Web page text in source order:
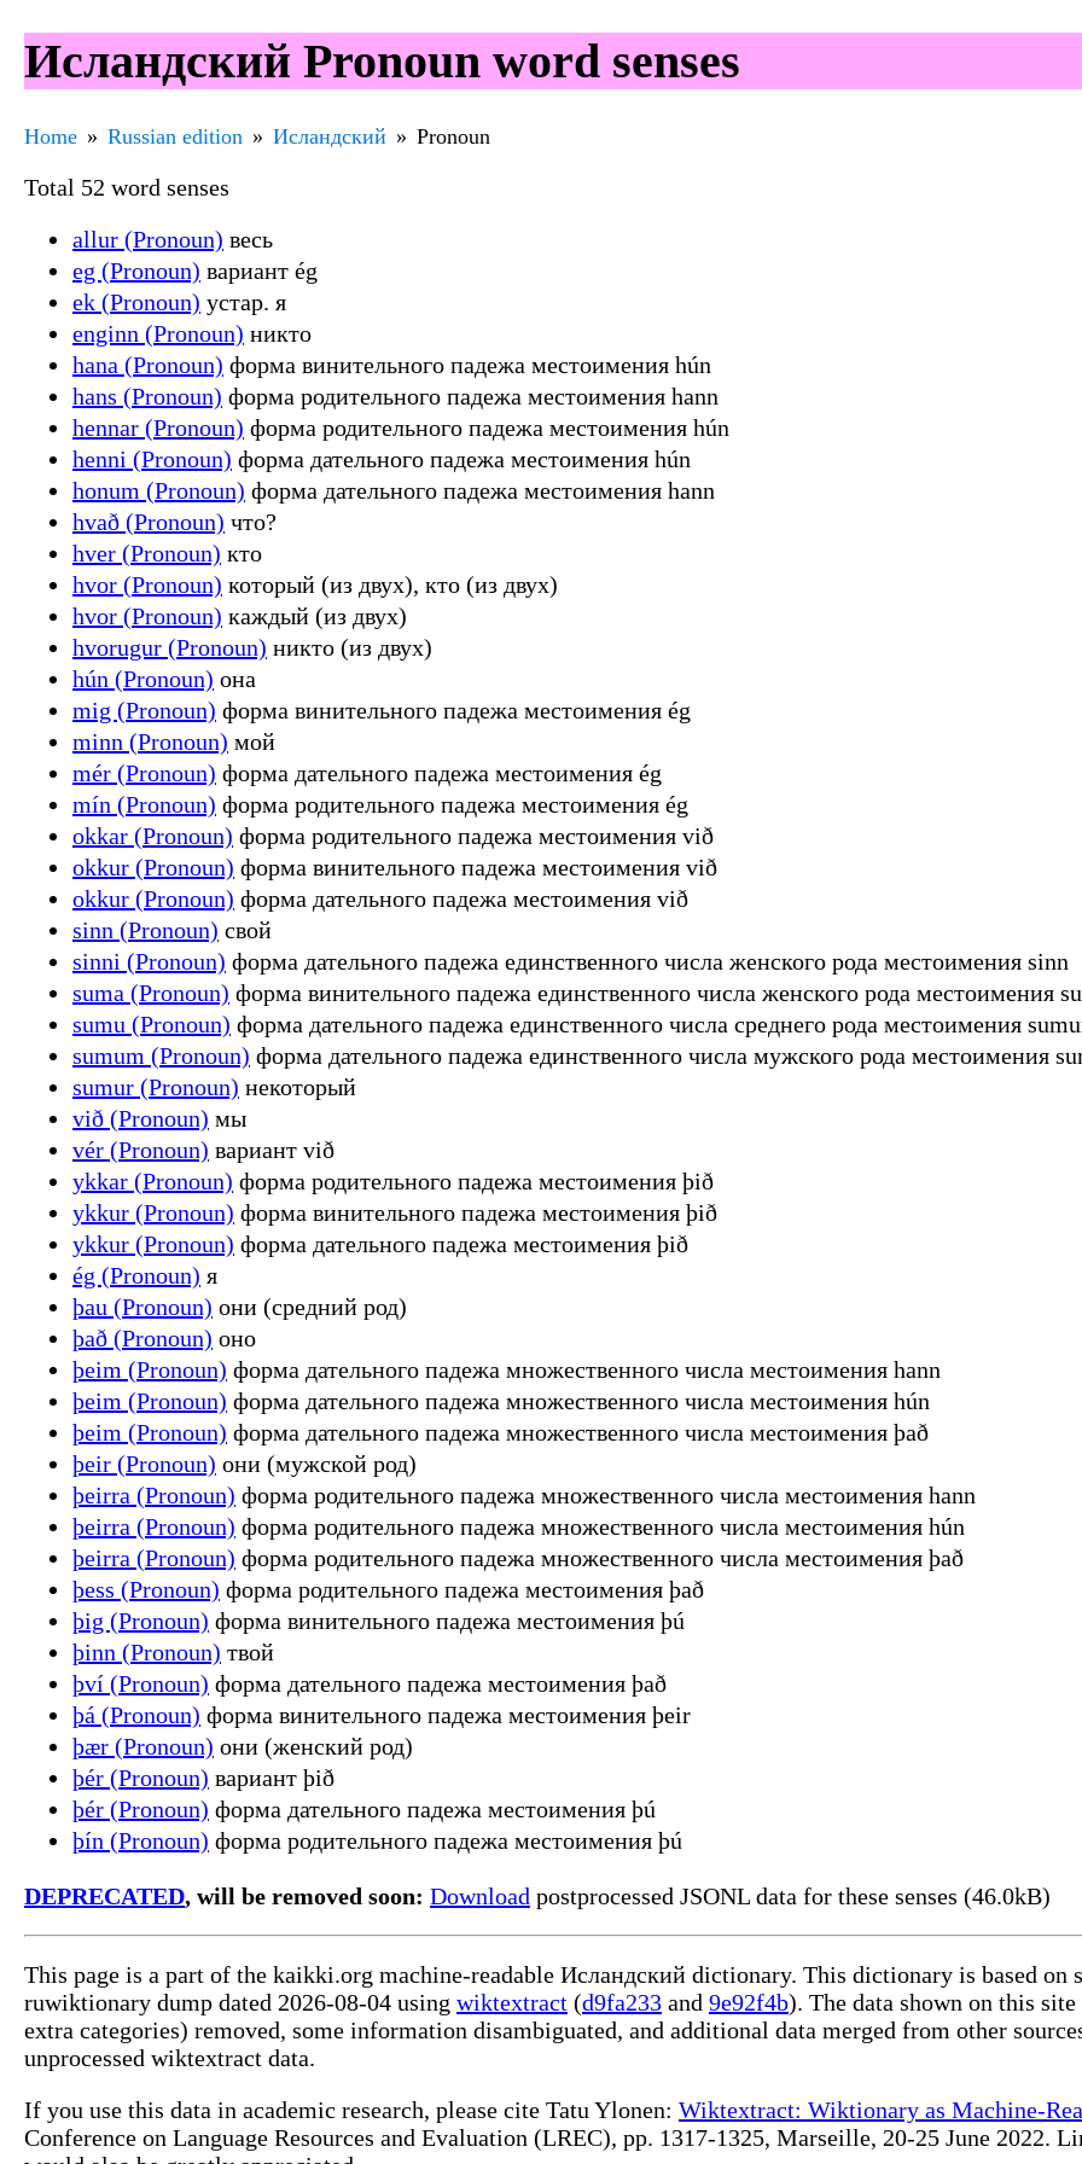
Исландский Pronoun word senses
Home Russian edition Исландский Pronoun
Total 52 word senses
allur (Pronoun) весь
eg (Pronoun) вариант ég
ek (Pronoun) устар. я
enginn (Pronoun) никто
hana (Pronoun) форма винительного падежа местоимения hún
hans (Pronoun) форма родительного падежа местоимения hann
hennar (Pronoun) форма родительного падежа местоимения hún
henni (Pronoun) форма дательного падежа местоимения hún
honum (Pronoun) форма дательного падежа местоимения hann
hvað (Pronoun) что?
hver (Pronoun) кто
hvor (Pronoun) который (из двух), кто (из двух)
hvor (Pronoun) каждый (из двух)
hvorugur (Pronoun) никто (из двух)
hún (Pronoun) она
mig (Pronoun) форма винительного падежа местоимения ég
minn (Pronoun) мой
mér (Pronoun) форма дательного падежа местоимения ég
mín (Pronoun) форма родительного падежа местоимения ég
okkar (Pronoun) форма родительного падежа местоимения við
okkur (Pronoun) форма винительного падежа местоимения við
okkur (Pronoun) форма дательного падежа местоимения við
sinn (Pronoun) свой
sinni (Pronoun) форма дательного падежа единственного числа женского рода местоимения sinn
suma (Pronoun) форма винительного падежа единственного числа женского рода местоимения
sumu (Pronoun) форма дательного падежа единственного числа среднего рода местоимения
sumum (Pronoun) форма дательного падежа единственного числа мужского рода местоимения
sumur (Pronoun) некоторый
við (Pronoun) мы
vér (Pronoun) вариант við
ykkar (Pronoun) форма родительного падежа местоимения þið
ykkur (Pronoun) форма винительного падежа местоимения þið
ykkur (Pronoun) форма дательного падежа местоимения þið
ég (Pronoun) я
þau (Pronoun) они (средний род)
það (Pronoun) оно
þeim (Pronoun) форма дательного падежа множественного числа местоимения hann
þeim (Pronoun) форма дательного падежа множественного числа местоимения hún
þeim (Pronoun) форма дательного падежа множественного числа местоимения það
þeir (Pronoun) они (мужской род)
þeirra (Pronoun) форма родительного падежа множественного числа местоимения hann
þeirra (Pronoun) форма родительного падежа множественного числа местоимения hún
þeirra (Pronoun) форма родительного падежа множественного числа местоимения það
þess (Pronoun) форма родительного падежа местоимения það
þig (Pronoun) форма винительного падежа местоимения þú
þinn (Pronoun) твой
því (Pronoun) форма дательного падежа местоимения það
þá (Pronoun) форма винительного падежа местоимения þeir
þær (Pronoun) они (женский род)
þér (Pronoun) вариант þið
þér (Pronoun) форма дательного падежа местоимения þú
þín (Pronoun) форма родительного падежа местоимения þú
DEPRECATED, will be removed soon: Download postprocessed JSONL data for these senses (46.0kB)
This page is a part of the kaikki.org machine-readable Исландский dictionary. This dictionary is based on
ruwiktionary dump dated 2026-08-04 using wiktextract (d9fa233 and 9e92f4b). The data shown on this
extra categories) removed, some information disambiguated, and additional data merged from other
unprocessed wiktextract data.
If you use this data in academic research, please cite Tatu Ylonen: Wiktextract: Wiktionary as Machine-
Conference on Language Resources and Evaluation (LREC), pp. 1317-1325, Marseille, 20-25 June 2022.